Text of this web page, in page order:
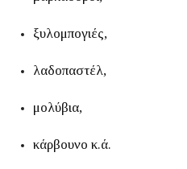
ξυλομπογιές,
λαδοπαστέλ,
μολύβια,
κάρβουνο κ.ά.